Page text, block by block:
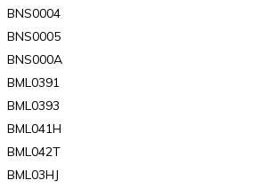
BNS0004
BNS0005
BNS000A
BML0391
BML0393
BML041H
BML042T
BML03HJ